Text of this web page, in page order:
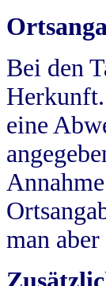
Bei den
eine
man